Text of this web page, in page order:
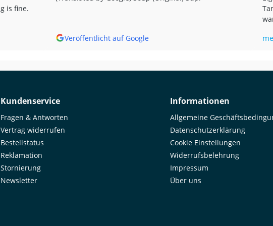
Veröffentlicht auf Google
Kundenservice
Fragen & Antworten
Vertrag widerrufen
Bestellstatus
Reklamation
Stornierung
Newsletter
Informationen
Allgemeine
Datenschutzerklärung
Cookie Einstellungen
Widerrufsbelehrung
Impressum
Über uns